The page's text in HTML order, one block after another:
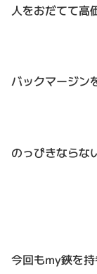
人をおだてて高
バックマージン
のっぴきならな
今回もmy鋏を持